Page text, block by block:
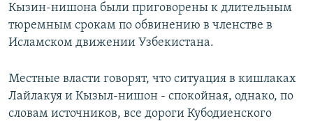
Кызин-нишона были приговорены к длительным
тюремным срокам по обвинению в членстве в
Исламском движении Узбекистана.
Местные власти говорят, что ситуация в кишлаках
Лайлакуя и Кызыл-нишон - спокойная, однако, по
словам источников, все дороги Кубодиенского